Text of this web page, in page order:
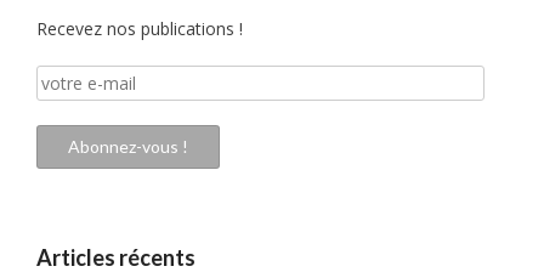
Recevez nos publications !
votre
e-
mail
Abonnez-vous !
Articles récents